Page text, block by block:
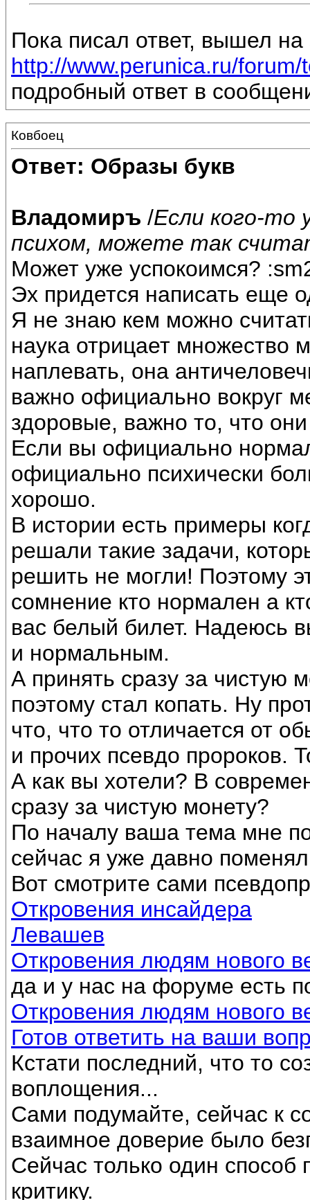
Пока писал ответ, вышел
http://www.perunica.ru/forum/
подробный ответ в
Ковбоец
Ответ: Образы букв
Владомиръ /Если кого-то
психом, можете так
Может уже успокоимся?
Эх придется написать еще
Я не знаю кем можно
наука отрицает множество
наплевать, она
важно официально вокруг
здоровые, важно то, что
Если вы официально
официально психически
хорошо.
В истории есть примеры
решали такие задачи,
решить не могли! Поэтому
сомнение кто нормален а
вас белый билет. Надеюсь
и нормальным.
А принять сразу за чистую
поэтому стал копать. Ну
что, что то отличается от
и прочих псевдо пророков.
А как вы хотели? В
сразу за чистую монету?
По началу ваша тема мне
сейчас я уже давно
Вот смотрите сами
Откровения инсайдера
Левашев
Откровения людям нового
да и у нас на форуме есть
Откровения людям нового
Готов ответить на ваши
Кстати последний, что то
воплощения...
Сами подумайте, сейчас к
взаимное доверие было
Сейчас только один способ
критику.